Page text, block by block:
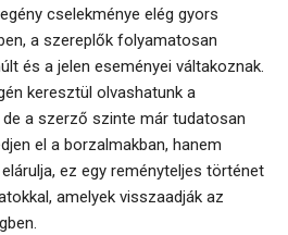
cselekménye elég gyors
a szereplők folyamatosan
és a jelen eseményei váltakoznak.
keresztül olvashatunk a
a szerző szinte már tudatosan
el a borzalmakban, hanem
ez egy reményteljes történet
amelyek visszaadják az